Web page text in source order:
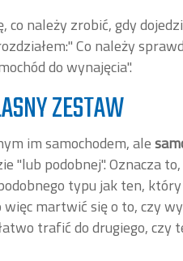
co należy zrobić, gdy
Co należy
do wynajęcia".
ZESTAW
im samochodem, ale
"lub podobnej". Oznacza
typu jak ten, który
martwić się o to, czy
trafić do drugiego, czy